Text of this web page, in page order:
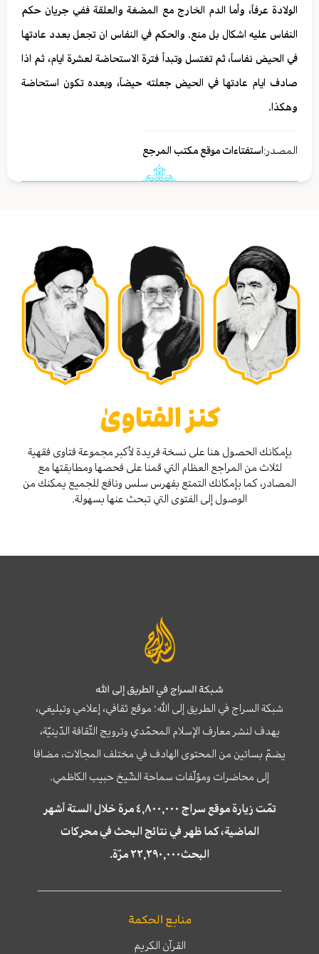
الولادة عرفاً، وأما الدم الخارج مع المضغة والعلقة ففي جريان حكم
النفاس عليه اشكال بل منع. والحكم في النفاس ان تجعل بعدد عادتها
في الحيض نفاساً، ثم تغتسل وتبدأ فترة الاستحاضة لعشرة ايام، ثم اذا
صادف ايام عادتها في الحيض جعلته حيضاً، وبعده تكون استحاضة
وهكذا.
المصدر:استفتاءات موقع مكتب المرجع
كنز الفتاوىٰ
بإمكانك الحصول هنا على نسخة فريدة لأكبر مجموعة فتاوى فقهية
لثلاث من المراجع العظام التي قمنا على فحصها ومطابقتها مع
المصادر، كما بإمكانك التمتع بفهرس سلس ونافع للجميع يمكنك من
الوصول إلى الفتوى التي تبحث عنها بسهولة.
شبكة السراج في الطريق إلى الله
شبكة السراج في الطريق إلى الله؛ موقع ثقافي، إعلامي وتبليغي،
يهدف لنشر معارف الإسلام المحمّدي وترويج الثّقافة الدّينيّة،
يضمّ بساتين من المحتوى الهادف في مختلف المجالات، مضافا
إلى محاضرات ومؤلّفات سماحة الشّيخ حبيب الكاظمي.
تمّت زيارة موقع سراج ٤,٨٠٠,٠٠٠ مرة خلال الستة أشهر
الماضية، كما ظهر في نتائج البحث في محركات
البحث٢٢,٢٩٠,٠٠٠ مرّة.
منابع الحكمة
القرآن الكريم